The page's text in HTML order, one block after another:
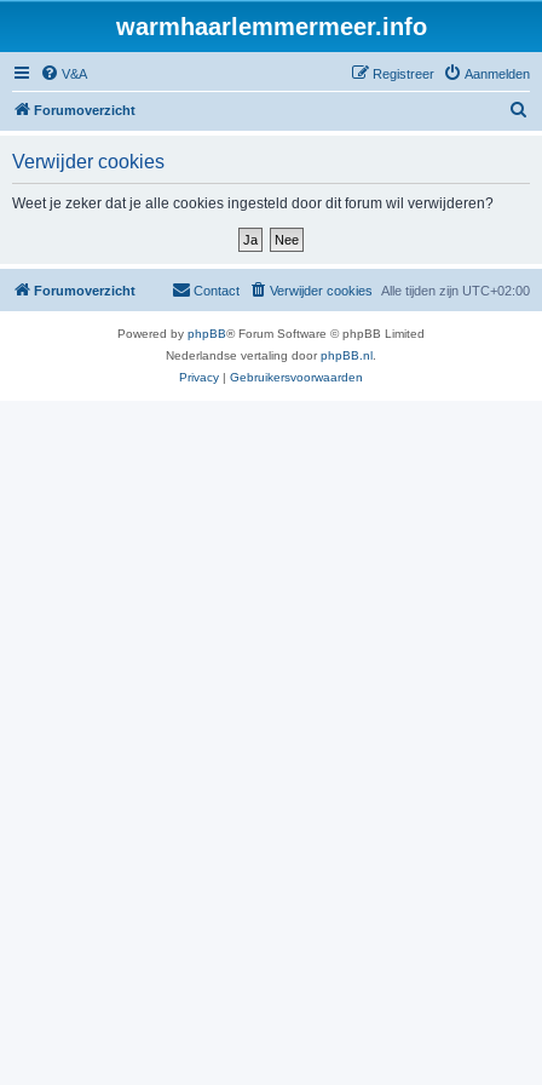
warmhaarlemmermeer.info
V&A Aanmelden
Registreer
Forumoverzicht
Verwijder cookies
Weet je zeker dat je alle cookies ingesteld door dit forum wil verwijderen?
Forumoverzicht Alle tijden zijn UTC+02:00
Verwijder cookies
Contact
Powered by phpBB® Forum Software © phpBB Limited
Nederlandse vertaling doorphpBB.nl
Privacy | Gebruikersvoorwaarden